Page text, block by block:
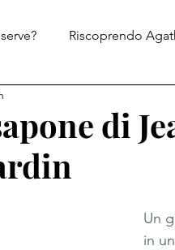
Riscoprendo
ricette di Piantatastorta
di
Un
in